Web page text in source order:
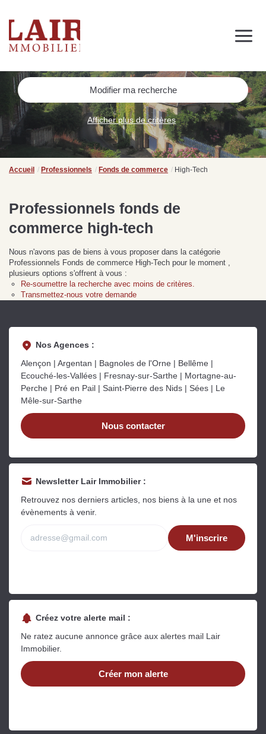
Immobilier
Nous découvrir
Nos services
Contact
Nos actualités
SUIVEZ-NOUS SUR LES RÉSEAUX SOCIAUX
NOS CONSEILS IMMO
pour vous accompagner dans vos projets
Procéder à des travaux
d’isolation à Fresnay-sur-
Sarthe pour booster sa
vente
Lire la suite
estimation immobilière à
Bagnoles-de-l’Orne :
conséquences ?
Gratuit
Rapide et gratuit, recevez votre estimation
en quelques clics.
Estimer mon bien maintenant
Modifier ma recherche
Afficher plus de critères
Accueil Professionnels Fonds de commerce High-Tech
Professionnels fonds de
commerce high-tech
Nous n'avons pas de biens à vous proposer dans la catégorie
Professionnels Fonds de commerce High-Tech pour le moment ,
plusieurs options s'offrent à vous :
Re-soumettre la recherche avec moins de critères.
Transmettez-nous votre demande
Nos Agences :
Alençon | Argentan | Bagnoles de l'Orne | Bellême |
Ecouché-les-Vallées | Fresnay-sur-Sarthe | Mortagne-au-
Perche | Pré en Pail | Saint-Pierre des Nids | Sées | Le
Mêle-sur-Sarthe
Nous contacter
Newsletter Lair Immobilier :
Retrouvez nos derniers articles, nos biens à la une et nos
évènements à venir.
M'inscrire
Créez votre alerte mail :
Ne ratez aucune annonce grâce aux alertes mail Lair
Immobilier.
Créer mon alerte